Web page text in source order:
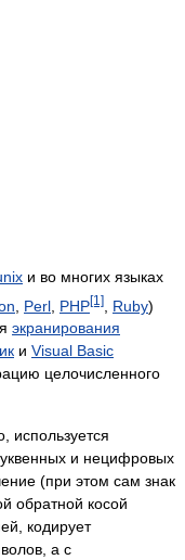
и во многих языках
Perl PHP[1] Ruby)
экранирования
и Visual Basic
целочисленного
используется
и нецифровых
(при этом сам знак
обратной косой
кодирует
а с